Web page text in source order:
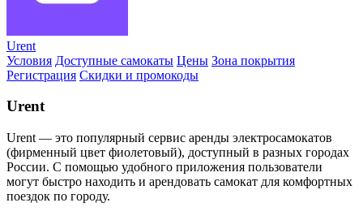
Urent
Условия Доступные самокаты Цены Зона покрытия
Регистрация Скидки и промокоды
Urent
Urent — это популярный сервис аренды электросамокатов
(фирменный цвет фиолетовый), доступный в разных городах
России. С помощью удобного приложения пользователи
могут быстро находить и арендовать самокат для комфортных
поездок по городу.